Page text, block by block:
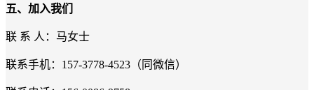
五、 加入我们
联 系 人： 马女士
联系手机： 157-3778-4523 （ 同微信）